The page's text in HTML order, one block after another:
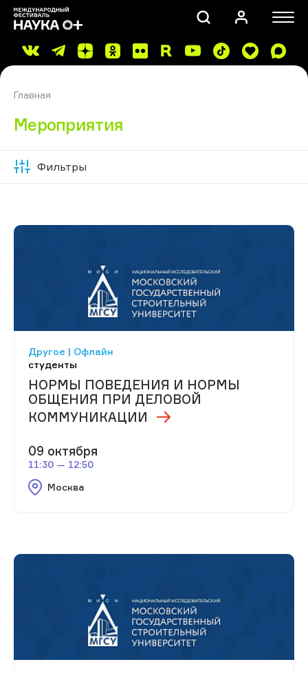
Главная
Мероприятия
Фильтры
Другое | Офлайн
студенты
НОРМЫ ПОВЕДЕНИЯ И НОРМЫ
ОБЩЕНИЯ ПРИ ДЕЛОВОЙ
КОММУНИКАЦИИ
09 октября
11:30 — 12:50
Москва